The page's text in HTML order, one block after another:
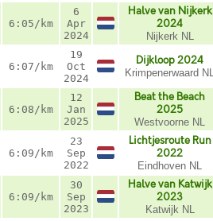
6:05/km
6
Apr
2024
Halve van Nijkerk
2024
Nijkerk NL
6:07/km
19
Oct
2024
Dijkloop 2024
Krimpenerwaard
6:08/km
12
Jan
2025
Beat the Beach
2025
Westvoorne NL
6:09/km
23
Sep
2022
Lichtjesroute Run
2022
Eindhoven NL
6:09/km
30
Sep
2023
Halve van Katwijk
2023
Katwijk NL